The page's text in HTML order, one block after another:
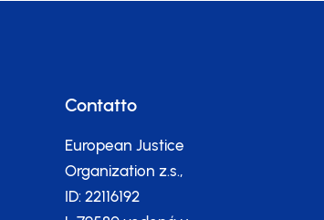
Contatto
European Justice
Organization z.s.,
ID: 22116192